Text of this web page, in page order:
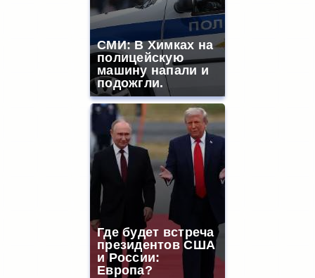
СМИ: В Химках на
полицейскую
машину напали и
подожгли.
Где будет встреча
президентов США
и России:
Европа?